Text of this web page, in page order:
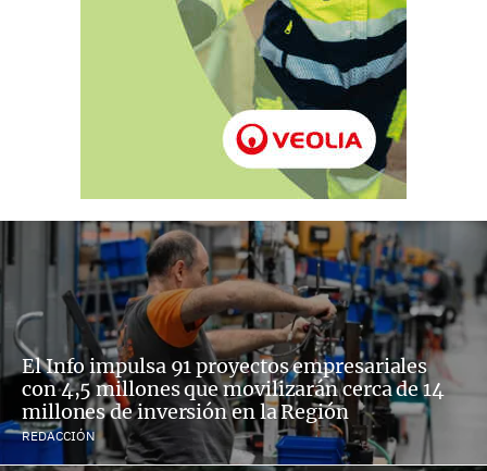
El Info impulsa 91 proyectos empresariales
con 4,5 millones que movilizarán cerca de 14
millones de inversión en la Región
REDACCIÓN